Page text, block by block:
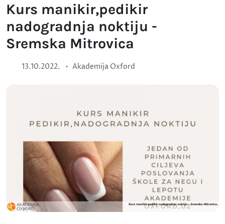
Kurs manikir,pedikir
nadogradnja noktiju -
Sremska Mitrovica
13.10.2022. • Akademija Oxford